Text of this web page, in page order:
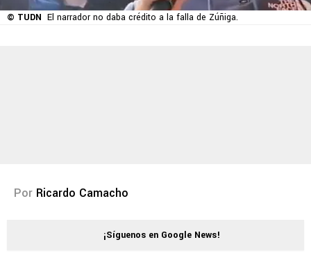
© TUDN El narrador no daba crédito a la falla de Zúñiga.
Por Ricardo Camacho
¡Síguenos en Google News!